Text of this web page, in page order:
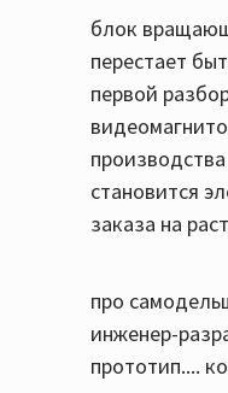
блок
перестает
первой
становится
заказа на
про
инженер-
прототип....